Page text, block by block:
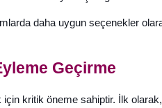
daha uygun seçenekler
Geçirme
kritik öneme sahiptir. İlk